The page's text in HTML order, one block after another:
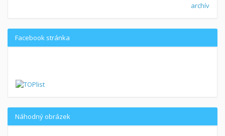
archív
Facebook stránka
Náhodný obrázek